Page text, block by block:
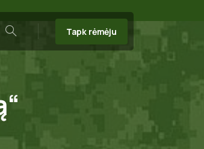
Search
Tapk rėmėju